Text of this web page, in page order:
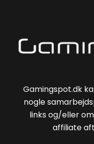
Gamingspot.dk
nogle
links og/eller
affiliate